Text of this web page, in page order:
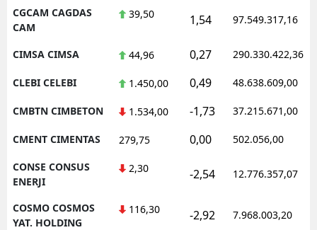
CGCAM CAGDAS
CAM
39,50 1,54 97.549.317,16
CIMSA CIMSA 44,96 0,27 290.330.422,36
CLEBI CELEBI 1.450,00 0,49 48.638.609,00
CMBTN CIMBETON 1.534,00 -1,73 37.215.671,00
CMENT CIMENTAS 279,75 0,00 502.056,00
CONSE CONSUS
ENERJI
2,30 -2,54 12.776.357,07
COSMO COSMOS
YAT. HOLDING
116,30 -2,92 7.968.003,20